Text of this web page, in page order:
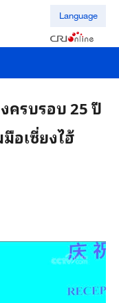
Language
ครบรอบ 25 ปี
อเซี่ยงไฮ้